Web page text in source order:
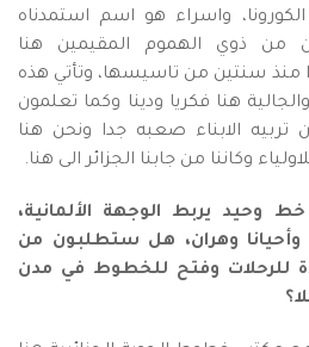
واسراء هو اسم استمدناه
من ذوي الهموم المقيمين هنا
منذ سنتين من تاسيسها، وتأتي هذه
هنا فكريا ودينا وكما تعلمون
تربيه الابناء صعبه جدا ونحن هنا
وكاننا من جابنا الجزائر الى هنا.
وحيد يربط الوجهة الألمانية،
وأحيانا وهران، هل ستطلبون من
للرحلات وفتح للخطوط في مدن